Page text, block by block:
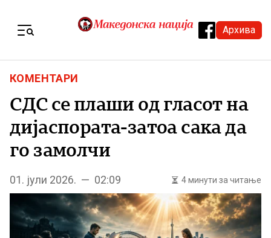
Архива
КОМЕНТАРИ
СДС се плаши од гласот на
дијаспората-затоа сака да
го замолчи
01. јули 2026. — 02:09 4 минути за читање